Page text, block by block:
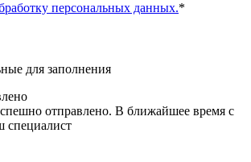
персональных данных.*
для заполнения
отправлено. В ближайшее время с
специалист